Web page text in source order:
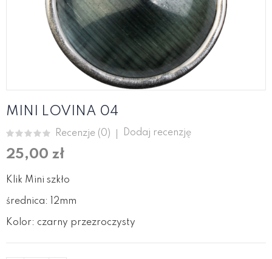
MINI LOVINA 04
Recenzje (0) Dodaj recenzję
25,00 zł
Klik Mini szkło
średnica: 12mm
Kolor: czarny przezroczysty